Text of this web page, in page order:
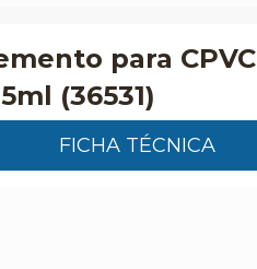
para CPVC
(36531)
FICHA TÉCNICA